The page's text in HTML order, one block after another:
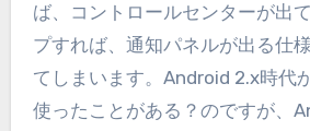
ば、コントロールセンターが出
プすれば、通知パネルが出る仕
てしまいます。Android 2.x時代
使ったことがある？のですが、